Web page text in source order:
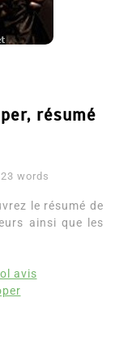
résumé
words
le résumé de
ainsi que les
avis